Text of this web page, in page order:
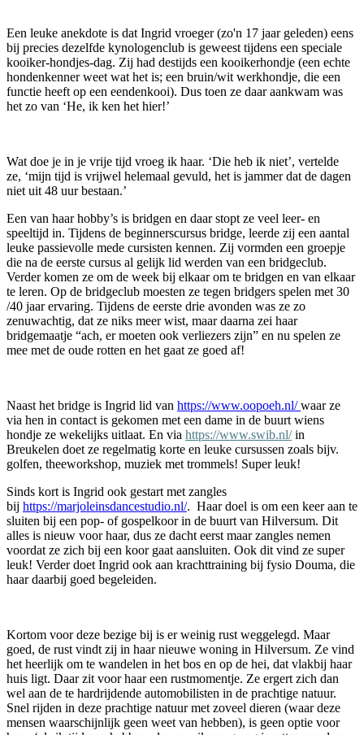
Een leuke anekdote is dat Ingrid vroeger (zo'n 17 jaar geleden) eens
bij precies dezelfde kynologenclub is geweest tijdens een speciale
kooiker-hondjes-dag. Zij had destijds een kooikerhondje (een echte
hondenkenner weet wat het is; een bruin/wit werkhondje, die een
functie heeft op een eendenkooi). Dus toen ze daar aankwam was
het zo van ‘He, ik ken het hier!’
Wat doe je in je vrije tijd vroeg ik haar. ‘Die heb ik niet’, vertelde
ze, ‘mijn tijd is vrijwel helemaal gevuld, het is jammer dat de dagen
niet uit 48 uur bestaan.’
Een van haar hobby’s is bridgen en daar stopt ze veel leer- en
speeltijd in. Tijdens de beginnerscursus bridge, leerde zij een aantal
leuke passievolle mede cursisten kennen. Zij vormden een groepje
die na de eerste cursus al gelijk lid werden van een bridgeclub.
Verder komen ze om de week bij elkaar om te bridgen en van elkaar
te leren. Op de bridgeclub moesten ze tegen bridgers spelen met 30
/40 jaar ervaring. Tijdens de eerste drie avonden was ze zo
zenuwachtig, dat ze niks meer wist, maar daarna zei haar
bridgemaatje “ach, er moeten ook verliezers zijn” en nu spelen ze
mee met de oude rotten en het gaat ze goed af!
Naast het bridge is Ingrid lid van https://www.oopoeh.nl/waar ze
via hen in contact is gekomen met een dame in de buurt wiens
hondje ze wekelijks uitlaat. En via https://www.swib.nl/in
Breukelen doet ze regelmatig korte en leuke cursussen zoals bijv.
golfen, theeworkshop, muziek met trommels! Super leuk!
Sinds kort is Ingrid ook gestart met zangles
bij https://marjoleinsdancestudio.nl/. Haar doel is om een keer aan te
sluiten bij een pop- of gospelkoor in de buurt van Hilversum. Dit
alles is nieuw voor haar, dus ze dacht eerst maar zangles nemen
voordat ze zich bij een koor gaat aansluiten. Ook dit vind ze super
leuk! Verder doet Ingrid ook aan krachttraining bij fysio Douma, die
haar daarbij goed begeleiden.
Kortom voor deze bezige bij is er weinig rust weggelegd. Maar
goed, de rust vindt zij in haar nieuwe woning in Hilversum. Ze vind
het heerlijk om te wandelen in het bos en op de hei, dat vlakbij haar
huis ligt. Daar zit voor haar een rustmomentje. Ze ergert zich dan
wel aan de te hardrijdende automobilisten in de prachtige natuur.
Snel rijden in deze prachtige natuur met zoveel dieren (waar deze
mensen waarschijnlijk geen weet van hebben), is geen optie voor